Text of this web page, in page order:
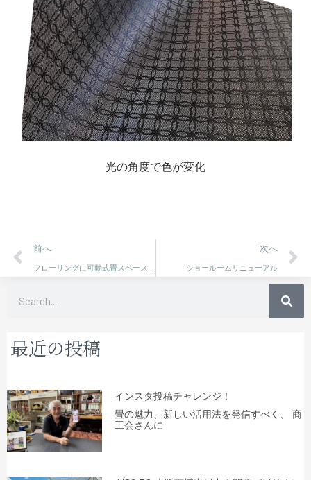
光の角度で色が変化
Prev
前へ 次へ
ショールームリニューアル
最近の投稿
インスタ投稿チャレンジ！
畳の魅力、新しい活用法を発信すべく、 商
工会さんに